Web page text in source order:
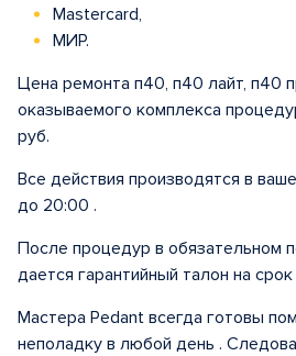
Mastercard,
МИР.
Цена ремонта п40, п40 лайт, п40
оказываемого комплекса
руб.
Все действия производятся в
до 20:00 .
После процедур в обязательном
дается гарантийный талон на
Мастера Pedant всегда готовы
неполадку в любой день .